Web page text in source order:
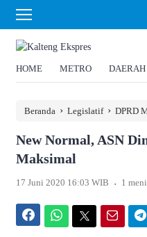
HOME METRO DAERAH
Beranda › Legislatif › DPRD
New Normal, ASN
Maksimal
17 Juni 2020 16:03 WIB . 1